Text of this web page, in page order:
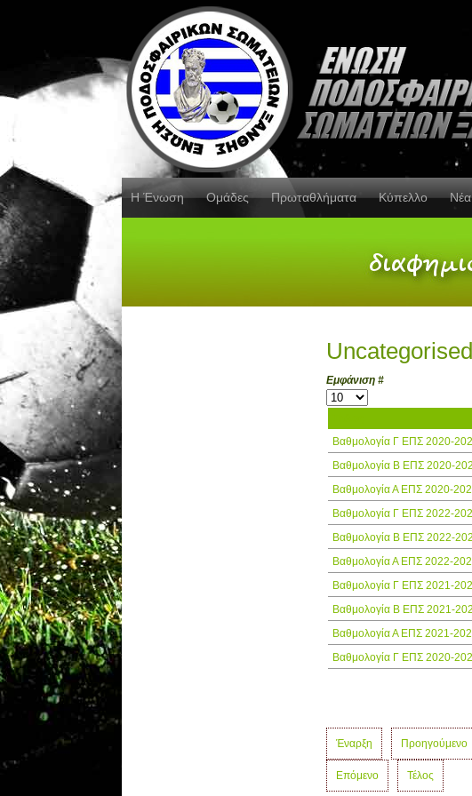
Η Ένωση Ομάδες Πρωταθλήματα Κύπελλο Νέα
Uncategorised
Εμφάνιση #
Βαθμολογία Γ ΕΠΣ 2020-
Βαθμολογία Β ΕΠΣ 2020-
Βαθμολογία Α ΕΠΣ 2020-
Βαθμολογία Γ ΕΠΣ 2022-
Βαθμολογία Β ΕΠΣ 2022-
Βαθμολογία Α ΕΠΣ 2022-
Βαθμολογία Γ ΕΠΣ 2021-
Βαθμολογία Β ΕΠΣ 2021-
Βαθμολογία Α ΕΠΣ 2021-
Βαθμολογία Γ ΕΠΣ 2020-
Έναρξη Προηγούμενο
Επόμενο Τέλος